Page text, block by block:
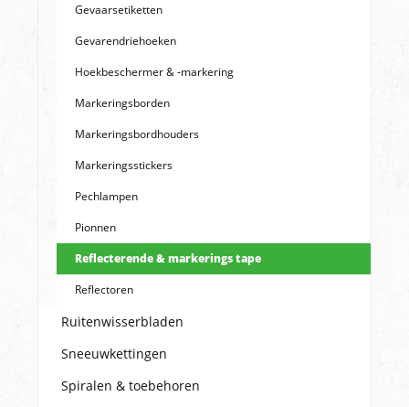
Gevaarsetiketten
Gevarendriehoeken
Hoekbeschermer & -markering
Markeringsborden
Markeringsbordhouders
Markeringsstickers
Pechlampen
Pionnen
Reflecterende & markerings tape
Reflectoren
Ruitenwisserbladen
Sneeuwkettingen
Spiralen & toebehoren